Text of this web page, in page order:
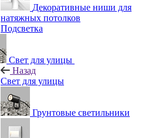
Декоративные ниши для
натяжных потолков
Подсветка
Свет для улицы
Назад
Свет для улицы
Грунтовые светильники